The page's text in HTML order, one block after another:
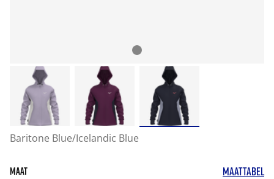
Baritone Blue/Icelandic Blue
MAAT MAATTABEL